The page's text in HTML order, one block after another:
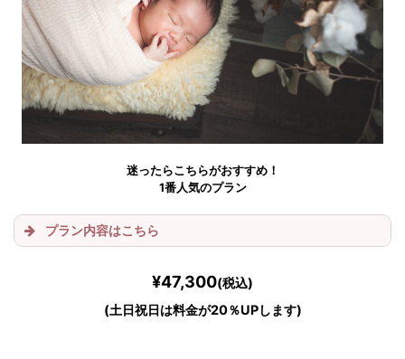
2シチュエーション
迷ったらこちらがおすすめ！
1番人気のプラン
プラン内容はこちら
¥47,300(税込)
(土日祝日は料金が20％UPします)